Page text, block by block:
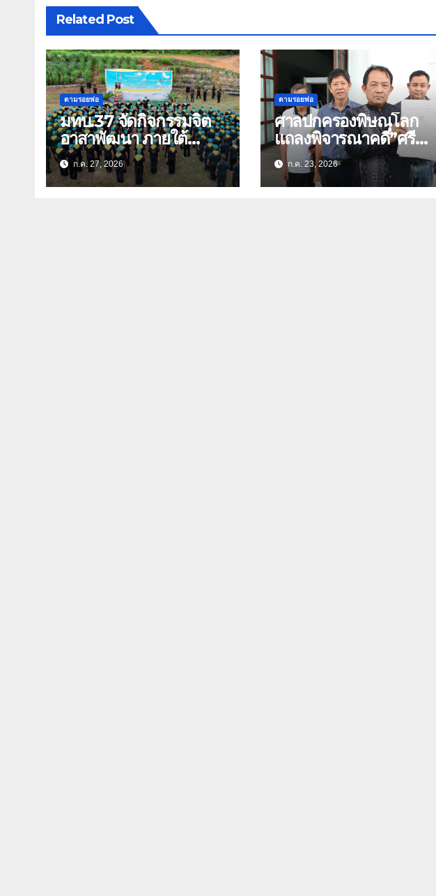
Related Post
ตามรอยพ่อ
มทบ.37 จัดกิจกรรมจิต
อาสาพัฒนา ภายใต้
“ปลูกป่าเฉลิมพระเกียรติ
ก.ค. 27, 2026
ตามรอยพ่อ
ศาลปกครองพิษณุโลก
แถลงพิจารณาคดี”ศรี
สุวรรณ”และพวก 45 คน
ฟ้องสร้างถนนตัดสวน
เฉลิมพระเกียรติ 80
ก.ค. 23, 2026